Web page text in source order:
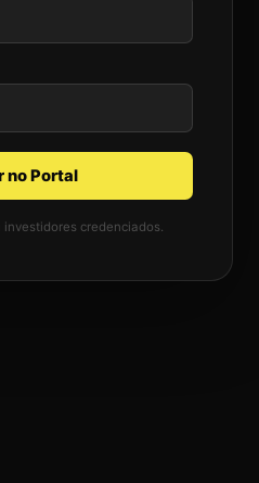
no Portal
credenciados.